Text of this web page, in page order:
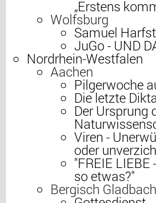
„Erstens
Wolfsburg
Samuel Harfst
JuGo - UND
Nordrhein-Westfalen
Aachen
Pilgerwoche
Die letzte
Der Ursprung
Viren -
oder
"FREIE
so etwas?"
Bergisch Gladbach